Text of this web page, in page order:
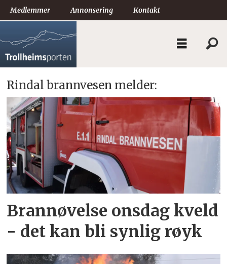
Medlemmer Annonsering Kontakt
Tag:
brannøvelse
Rindal brannvesen melder:
Brannøvelse onsdag kveld
- det kan bli synlig røyk